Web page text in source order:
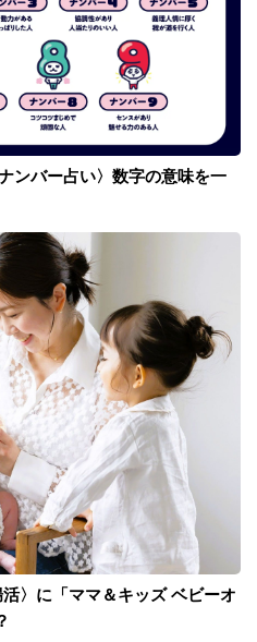
ンバー占い〉数字の意味を一
〉に「ママ＆キッズ ベビーオ